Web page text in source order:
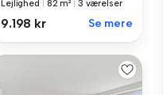
Lejlighed 82 m² 3 værelser
9.198 kr Se mere